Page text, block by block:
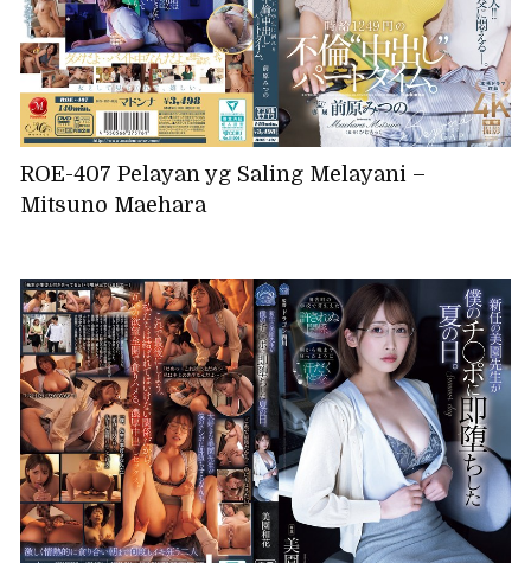
ROE-407 Pelayan yg Saling Melayani –
Mitsuno Maehara